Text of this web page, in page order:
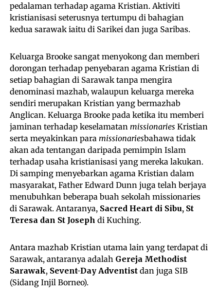
pedalaman terhadap agama Kristian. Aktiviti
kristianisasi seterusnya tertumpu di bahagian
kedua sarawak iaitu di Sarikei dan juga Saribas.
Keluarga Brooke sangat menyokong dan memberi
dorongan terhadap penyebaran agama Kristian di
setiap bahagian di Sarawak tanpa mengira
denominasi mazhab, walaupun keluarga mereka
sendiri merupakan Kristian yang bermazhab
Anglican. Keluarga Brooke pada ketika itu memberi
jaminan terhadap keselamatan missionaries Kristian
serta meyakinkan para missionariesbahawa tidak
akan ada tentangan daripada pemimpin Islam
terhadap usaha kristianisasi yang mereka lakukan.
Di samping menyebarkan agama Kristian dalam
masyarakat, Father Edward Dunn juga telah berjaya
menubuhkan beberapa buah sekolah missionaries
di Sarawak. Antaranya, Sacred Heart di Sibu, St
Teresa dan St Joseph di Kuching.
Antara mazhab Kristian utama lain yang terdapat di
Sarawak, antaranya adalah Gereja Methodist
Sarawak, Sevent-Day Adventist dan juga SIB
(Sidang Injil Borneo).